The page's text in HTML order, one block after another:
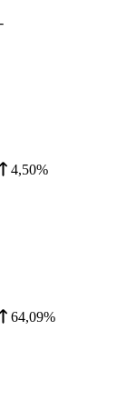
-
4,50%
64,09%